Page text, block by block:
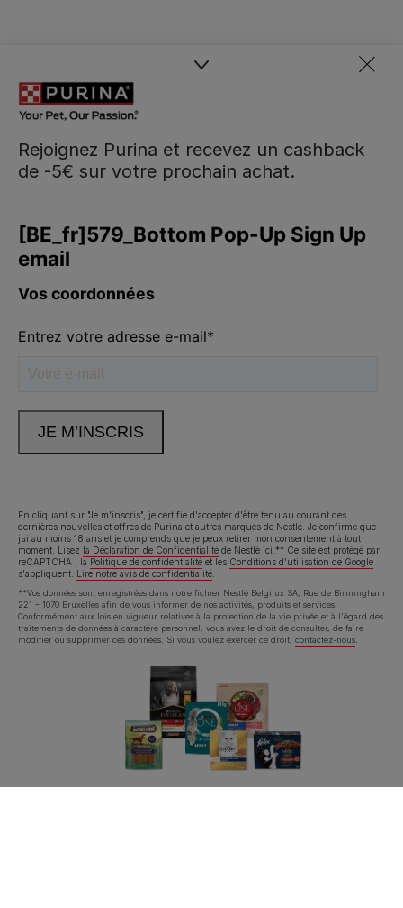
Rejoignez Purina et recevez un cashback
de -5€ sur votre prochain achat.
En cliquant sur "Je m'inscris", je certifie d'accepter d'être tenu au courant des
dernières nouvelles et offres de Purina et autres marques de Nestlé. Je confirme que
j’ai au moins 18 ans et je comprends que je peux retirer mon consentement à tout
moment. Lisez la Déclaration de Confidentialité de Nestlé ici.** Ce site est protégé par
reCAPTCHA ; la Politique de confidentialité et les Conditions d'utilisation de Google
s'appliquent.
Lire notre avis de confidentialité
**Vos données sont enregistrées dans notre fichier Nestlé Belgilux SA, Rue de Birmingham
221 – 1070 Bruxelles afin de vous informer de nos activités, produits et services.
Conformément aux lois en vigueur relatives à la protection de la vie privée et à l'égard des
traitements de données à caractère personnel, vous avez le droit de consulter, de faire
modifier ou supprimer ces données. Si vous voulez exercer ce droit, contactez-nous.